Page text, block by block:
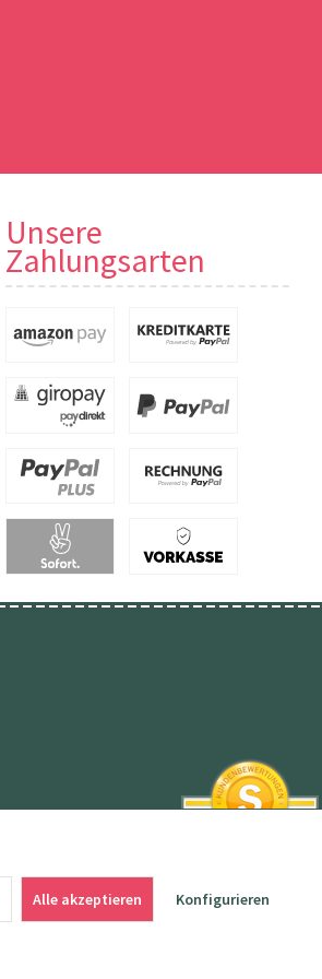
Unsere
Zahlungsarten
Alle akzeptieren Konfigurieren
aus 145 Bewertungen